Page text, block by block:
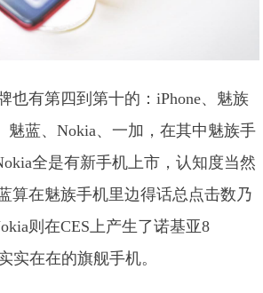
也有第四到第十的：iPhone、魅族
魅蓝、Nokia、一加，在其中魅族手
全是有新手机上市，认知度当然
算在魅族手机里边得话总点击数乃
则在CES上产生了诺基亚8
实在在的旗舰手机。